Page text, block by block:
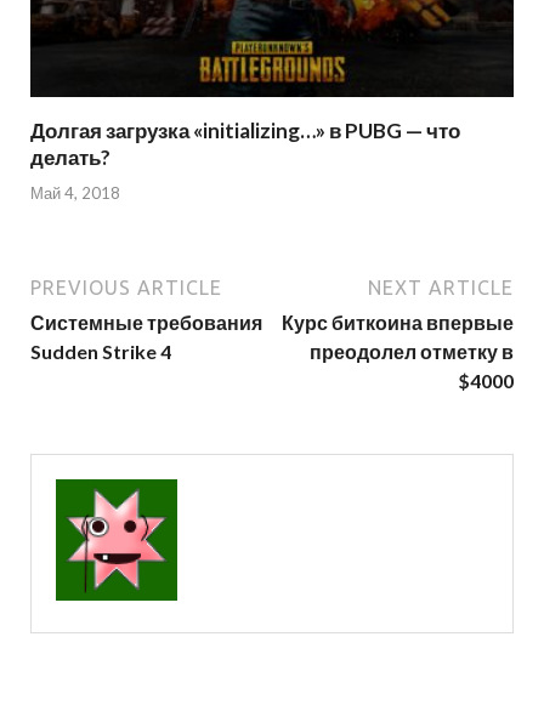
Долгая загрузка «initializing…» в PUBG — что
делать?
Май 4, 2018
PREVIOUS ARTICLE
Системные требования
Sudden Strike 4
NEXT ARTICLE
Курс биткоина впервые
преодолел отметку в
$4000